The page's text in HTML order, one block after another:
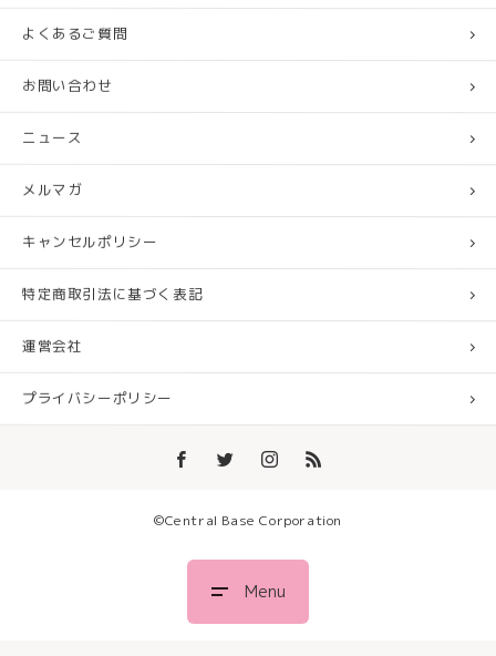
Menu
よくあるご質問
お問い合わせ
ニュース
メルマガ
キャンセルポリシー
特定商取引法に基づく表記
運営会社
プライバシーポリシー
©︎Central Base Corporation